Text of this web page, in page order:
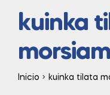
kuinka
Inicio kuinka tilata